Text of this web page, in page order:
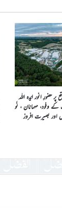
۲۰۲۶ء کے موقع پر حضورِ انور ایّدہ الله
کے وفود، مہمانان ، نَو
اور بصیرت افروز